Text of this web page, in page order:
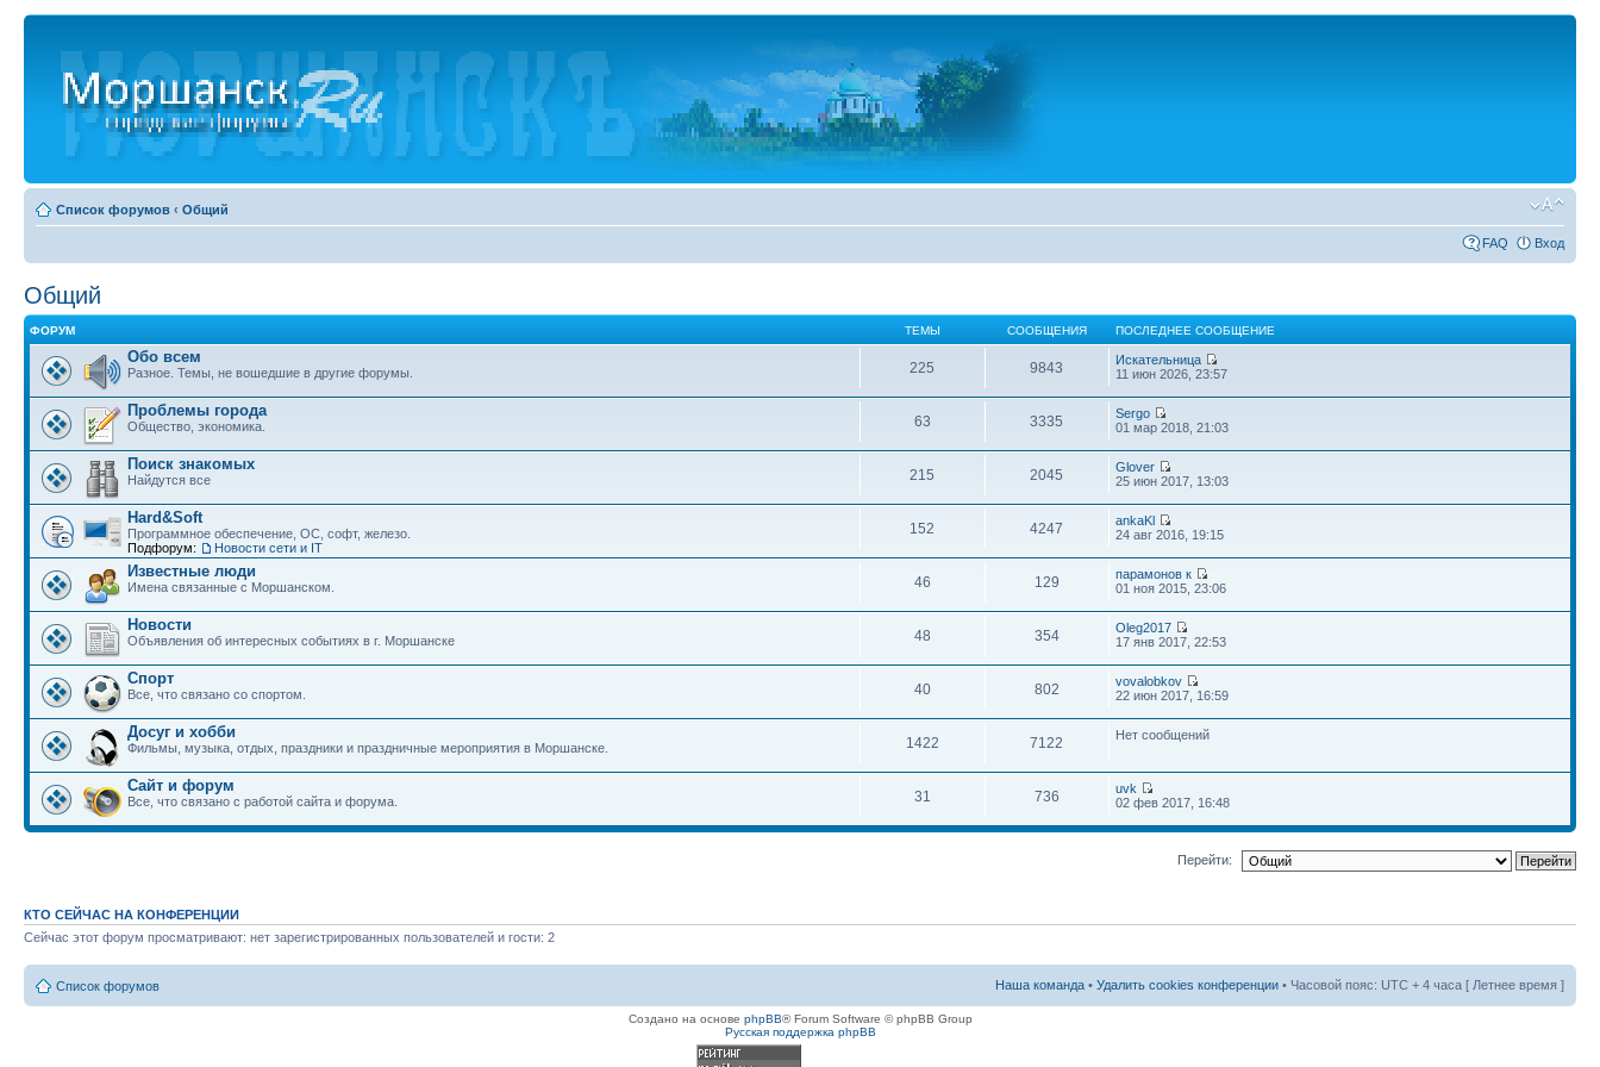
Список форумов ‹ Общий
FAQ Вход
Общий
ФОРУМ ТЕМЫ СООБЩЕНИЯ ПОСЛЕДНЕЕ СООБЩЕНИЕ
Обо всем
Разное. Темы, не вошедшие в другие форумы. 225 9843
Искательница
11 июн 2026, 23:57
Проблемы города
Общество, экономика. 63 3335
Sergo
01 мар 2018, 21:03
Поиск знакомых
Найдутся все 215 2045
Glover
25 июн 2017, 13:03
Hard&Soft
Программное обеспечение, ОС, софт, железо.
Подфорум:
Новости сети и IT
152 4247
ankaKl
24 авг 2016, 19:15
Известные люди
Имена связанные с Моршанском. 46 129
парамонов к
01 ноя 2015, 23:06
Новости
Объявления об интересных событиях в г. Моршанске 48 354
Oleg2017
17 янв 2017, 22:53
Спорт
Все, что связано со спортом. 40 802
vovalobkov
22 июн 2017, 16:59
Досуг и хобби
Фильмы, музыка, отдых, праздники и праздничные мероприятия в Моршанске. 1422 7122 Нет сообщений
Сайт и форум
Все, что связано с работой сайта и форума. 31 736
uvk
02 фев 2017, 16:48
Перейти:
КТО СЕЙЧАС НА КОНФЕРЕНЦИИ
Сейчас этот форум просматривают: нет зарегистрированных пользователей и гости: 2
Список форумов Наша команда • Удалить cookies конференции • Часовой пояс: UTC + 4 часа [ Летнее время ]
Создано на основе phpBB® Forum Software © phpBB Group
Русская поддержка phpBB